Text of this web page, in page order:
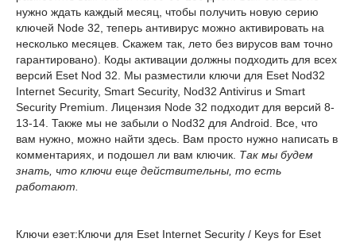
нужно ждать каждый месяц, чтобы получить новую серию
ключей Node 32, теперь антивирус можно активировать на
несколько месяцев. Скажем так, лето без вирусов вам точно
гарантировано). Коды активации должны подходить для всех
версий Eset Nod 32. Мы разместили ключи для Eset Nod32
Internet Security, Smart Security, Nod32 Antivirus и Smart
Security Premium. Лицензия Node 32 подходит для версий 8-
13-14. Также мы не забыли о Nod32 для Android. Все, что
вам нужно, можно найти здесь. Вам просто нужно написать в
комментариях, и подошел ли вам ключик. Так мы будем
знать, что ключи еще действительны, то есть
работают.
Ключи езет:Ключи для Eset Internet Security / Keys for Eset